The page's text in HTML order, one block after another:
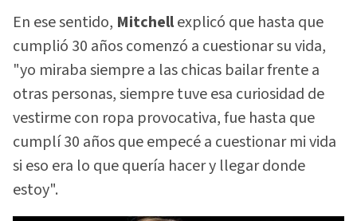
En ese sentido, Mitchellexplicó que hasta que
cumplió 30 años comenzó a cuestionar su vida,
"yo miraba siempre a las chicas bailar frente a
otras personas, siempre tuve esa curiosidad de
vestirme con ropa provocativa, fue hasta que
cumplí 30 años que empecé a cuestionar mi vida
si eso era lo que quería hacer y llegar donde
estoy".